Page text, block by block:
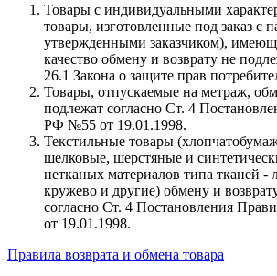
Товары с индивидуальными
товары, изготовленные под заказ с
утвержденными заказчиком),
качество обмену и возврату не
26.1 Закона о защите прав
Товары, отпускаемые на метраж,
подлежат согласно Ст. 4
РФ №55 от 19.01.1998.
Текстильные товары
шелковые, шерстяные и
нетканых материалов типа тканей -
кружево и другие) обмену и
согласно Ст. 4 Постановления
от 19.01.1998.
Правила возврата и обмена товара